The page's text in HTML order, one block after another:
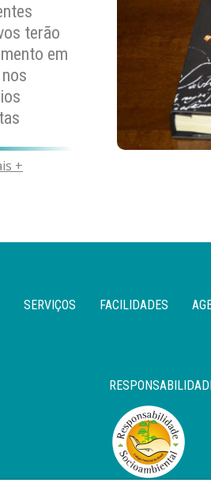
terão
em
+
SERVIÇOS FACILIDADES